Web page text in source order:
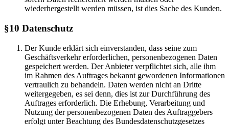
wiederhergestellt werden müssen, ist dies Sache des Kunden.
§10 Datenschutz
Der Kunde erklärt sich einverstanden, dass seine zum
Geschäftsverkehr erforderlichen, personenbezogenen Daten
gespeichert werden. Der Anbieter verpflichtet sich, alle ihm
im Rahmen des Auftrages bekannt gewordenen Informationen
vertraulich zu behandeln. Daten werden nicht an Dritte
weitergegeben, es sei denn, dies ist zur Durchführung des
Auftrages erforderlich. Die Erhebung, Verarbeitung und
Nutzung der personenbezogenen Daten des Auftraggebers
erfolgt unter Beachtung des Bundesdatenschutzgesetzes